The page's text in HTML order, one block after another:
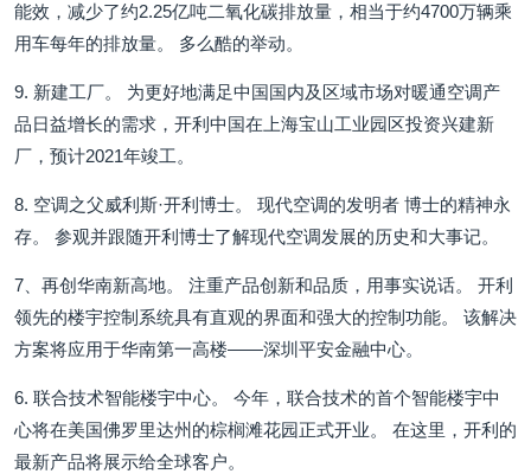
能效，减少了约2.25亿吨二氧化碳排放量，相当于约4700万辆乘
用车每年的排放量。 多么酷的举动。
9. 新建工厂。 为更好地满足中国国内及区域市场对暖通空调产
品日益增长的需求，开利中国在上海宝山工业园区投资兴建新
厂，预计2021年竣工。
8. 空调之父威利斯·开利博士。 现代空调的发明者 博士的精神永
存。 参观并跟随开利博士了解现代空调发展的历史和大事记。
7、再创华南新高地。 注重产品创新和品质，用事实说话。 开利
领先的楼宇控制系统具有直观的界面和强大的控制功能。 该解决
方案将应用于华南第一高楼——深圳平安金融中心。
6. 联合技术智能楼宇中心。 今年，联合技术的首个智能楼宇中
心将在美国佛罗里达州的棕榈滩花园正式开业。 在这里，开利的
最新产品将展示给全球客户。